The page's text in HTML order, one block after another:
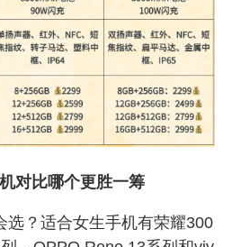
对比哪个更胜一筹
？适合女生手机有荣耀300